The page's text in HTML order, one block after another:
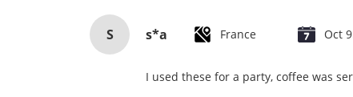
S s*a France Oct
I used these for a party, coffee was